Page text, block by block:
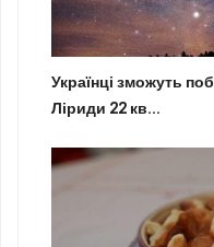
Українці зможуть
Ліриди 22 кв...